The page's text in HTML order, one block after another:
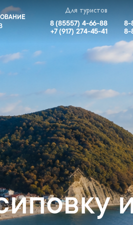
Для туристов
8 (85557) 4-66-88
+7 (917) 274-45-41
8-
8-